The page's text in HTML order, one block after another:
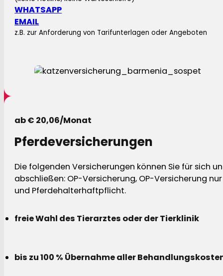
WHATSAPP
EMAIL
z.B. zur Anforderung von Tarifunterlagen oder Angeboten
ab € 20,06/Monat
Pferdeversicherungen
Die folgenden Versicherungen können Sie für sich
abschließen: OP-Versicherung, OP-Versicherung
und Pferdehalterhaftpflicht.
freie Wahl des Tierarztes oder der Tierklinik
bis zu 100 % Übernahme aller